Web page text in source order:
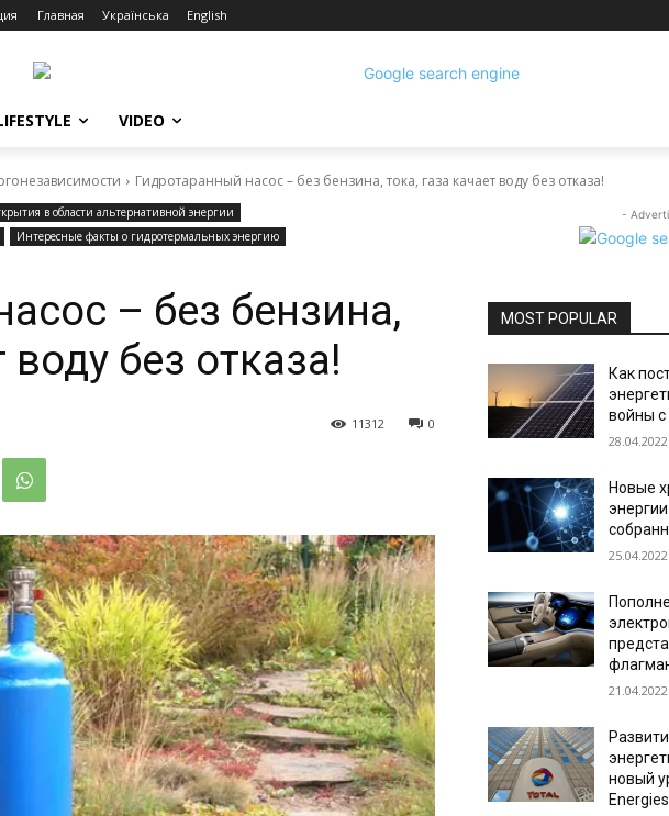
Главная Українська English
VIDEO
Гидротаранный насос – без бензина, тока, газа качает воду без отказа!
в области альтернативной энергии
Интересные факты о гидротермальных энергию
– без бензина,
воду без отказа!
0
11312
-
MOST POPULAR
Как
войны с
28.04.2022
Новые
25.04.2022
21.04.2022
новый